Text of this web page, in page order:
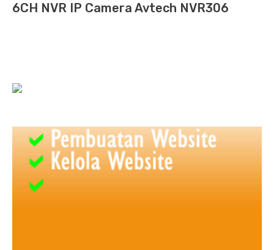
6CH NVR IP Camera Avtech NVR306